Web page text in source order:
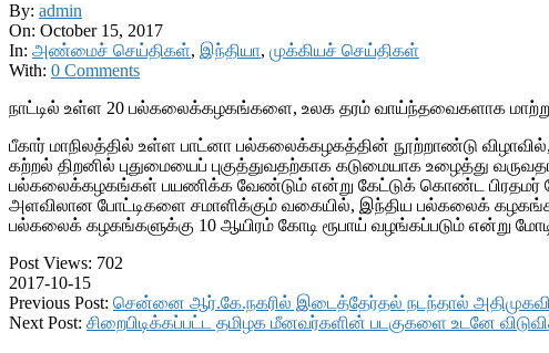
By: admin
On: October 15, 2017
In: அண்மைச் செய்திகள், இந்தியா, முக்கியச் செய்திகள்
With: 0 Comments
நாட்டில் உள்ள 20 பல்கலைக்கழகங்களை, உலக தரம் வாய்ந்தவைகளாக
பீகார் மாநிலத்தில் உள்ள பாட்னா பல்கலைக்கழகத்தின் நூற்றாண்டு விழாவில்,
கற்றல் திறனில் புதுமையைப் புகுத்துவதற்காக கடுமையாக உழைத்து
பல்கலைக்கழகங்கள் பயணிக்க வேண்டும் என்று கேட்டுக் கொண்ட பிரதமர்
அளவிலான போட்டிகளை சமாளிக்கும் வகையில், இந்திய பல்கலைக்
பல்கலைக் கழகங்களுக்கு 10 ஆயிரம் கோடி ரூபாய் வழங்கப்படும் என்று
Post Views: 702
2017-10-15
Previous Post: சென்னை ஆர்.கே.நகரில் இடைத்தேர்தல் நடந்தால்
Next Post: சிறைபிடிக்கப்பட்ட தமிழக மீனவர்களின் படகுகளை உடனே